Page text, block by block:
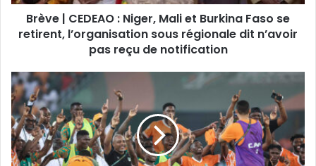
Brève | CEDEAO : Niger, Mali et Burkina Faso se
retirent, l’organisation sous régionale dit n’avoir
pas reçu de notification